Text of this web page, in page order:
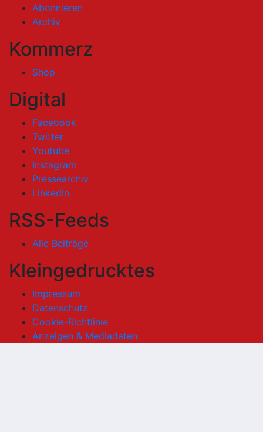
Abonnieren
Archiv
Kommerz
Shop
Digital
Facebook
Twitter
Youtube
Instagram
Pressearchiv
LinkedIn
RSS-Feeds
Alle Beiträge
Kleingedrucktes
Impressum
Datenschutz
Cookie-Richtlinie
Anzeigen & Mediadaten